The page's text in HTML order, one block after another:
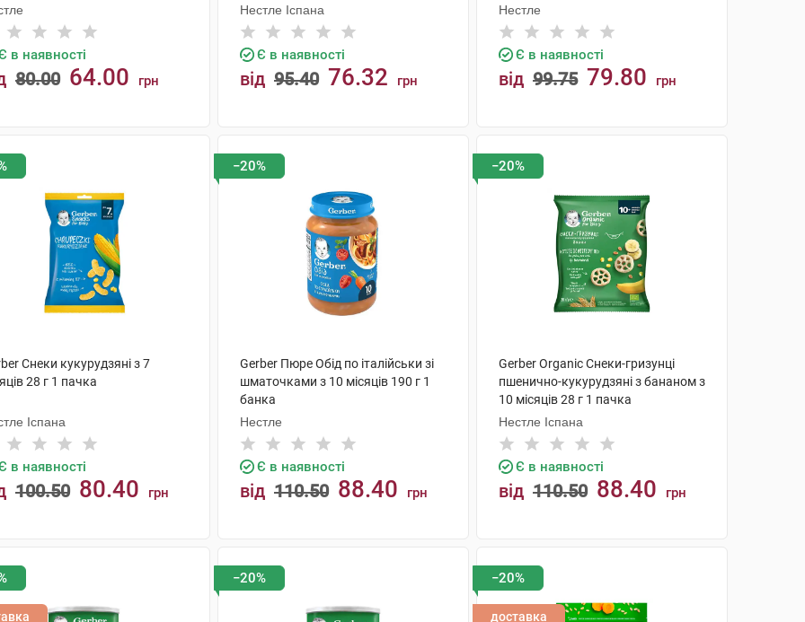
в наявності
80.00 64.00 грн
Нестле Іспана
Є в наявності
від 95.40 76.32 грн
Нестле
Є в наявності
від 99.75 79.80 грн
Снеки кукурудзяні з 7
28 г 1 пачка
Іспана
в наявності
100.50 80.40 грн
−20%
Gerber Пюре Обід по італійськи зі
шматочками з 10 місяців 190 г 1
банка
Нестле
Є в наявності
від 110.50 88.40 грн
−20%
Gerber Organic Снеки-гризунці
пшенично-кукурудзяні з бананом з
10 місяців 28 г 1 пачка
Нестле Іспана
Є в наявності
від 110.50 88.40 грн
−20% −20%
доставка